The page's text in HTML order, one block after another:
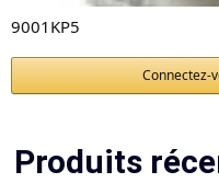
9001KP5
Connectez-
Produits